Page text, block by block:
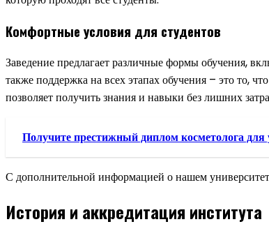
Комфортные условия для студентов
Заведение предлагает различные формы обучения,
также поддержка на всех этапах обучения – это то,
позволяет получить знания и навыки без лишних
Получите престижный диплом косметолога
С дополнительной информацией о нашем
История и аккредитация института